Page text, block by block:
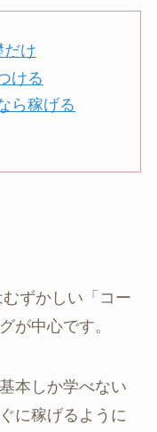
だけ
ける
ら稼げる
ずかしい「コー
が中心です。
本しか学べない
に稼げるように